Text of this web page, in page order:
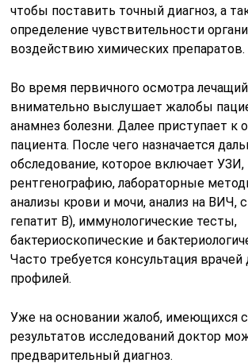
чтобы поставить точный диагноз, а
определение чувствительности
воздействию химических препаратов.
Во время первичного осмотра
внимательно выслушает жалобы
анамнез болезни. Далее приступает к
пациента. После чего назначается
обследование, которое включает
рентгенографию, лабораторные
анализы крови и мочи, анализ на ВИЧ,
гепатит В), иммунологические тесты,
бактериоскопические и
Часто требуется консультация врачей
профилей.
Уже на основании жалоб, имеющихся
результатов исследований доктор
предварительный диагноз.